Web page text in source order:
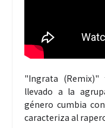
"Ingrata
llevado a la
género cumbia
caracteriza al